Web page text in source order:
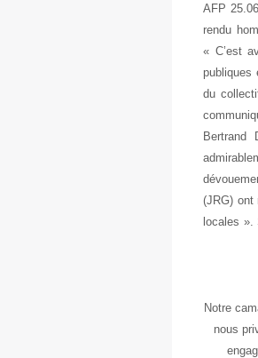
AFP
rendu
« C’est
publiques
du
Bertrand
(JRG) ont
locales ».
Notre
nous